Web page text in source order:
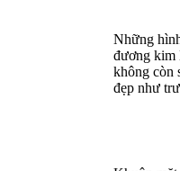
Những
đương kim
không còn
đẹp như